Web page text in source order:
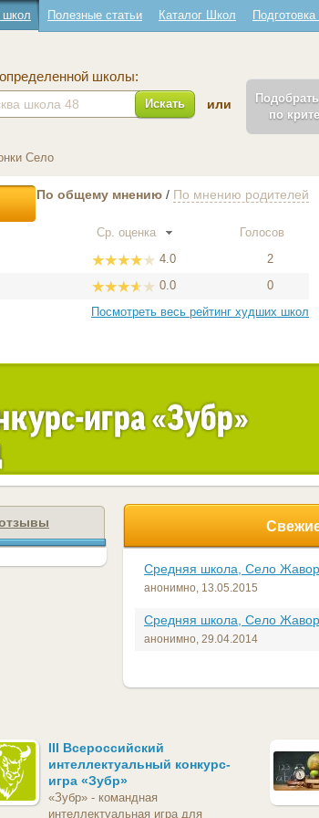
школ Полезные статьи Каталог Школ
школы:
Искать или
по
Село
По общему мнению / По мнению родителей
Ср. оценка
Голосов
4.0
2
0.0
0
Посмотреть весь рейтинг худших школ
Средняя школа, Село
анонимно, 13.05.2015
Средняя школа, Село
анонимно, 29.04.2014
III Всероссийский
интеллектуальный конкурс-
игра «Зубр»
«Зубр» - командная
интеллектуальная игра для